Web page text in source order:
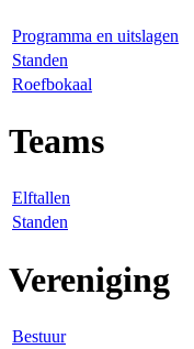
Programma en uitslagen
Standen
Roefbokaal
Teams
Elftallen
Standen
Vereniging
Bestuur